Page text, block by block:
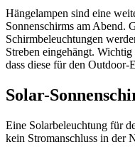
Hängelampen sind eine
Sonnenschirms am Abend.
Schirmbeleuchtungen
Streben eingehängt.
dass diese für den Outdoor-
Solar-
Eine Solarbeleuchtung für
kein Stromanschluss in der